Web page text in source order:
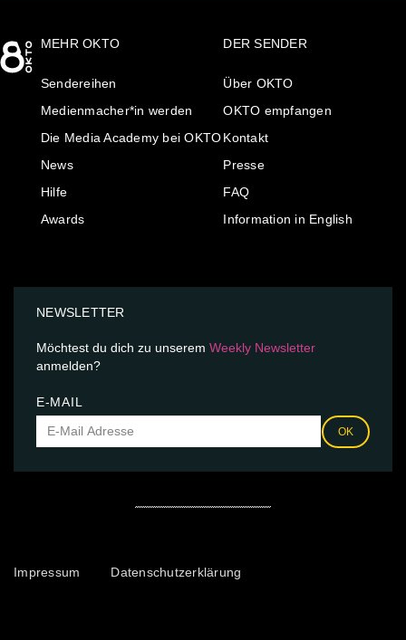
MEHR OKTO
Sendereihen
Medienmacher*in werden
Die Media Academy bei OKTO
News
Hilfe
Awards
DER SENDER
Über OKTO
OKTO empfangen
Kontakt
Presse
FAQ
Information in English
NEWSLETTER
Möchtest du dich zu unserem Weekly Newsletter
anmelden?
E-MAIL
OK
Impressum Datenschutzerklärung